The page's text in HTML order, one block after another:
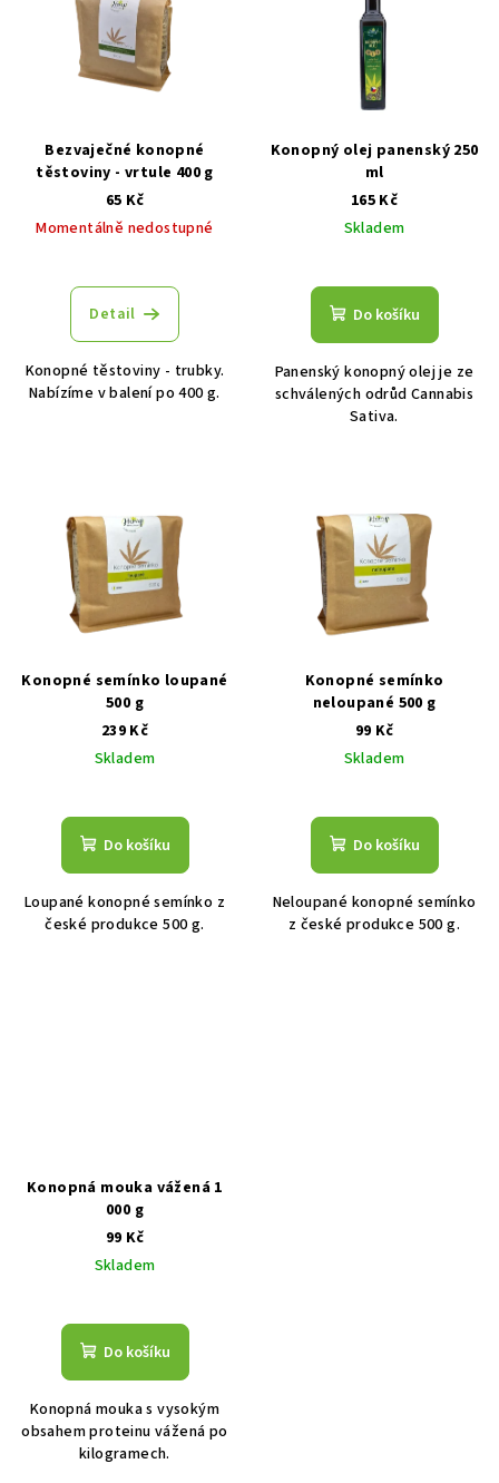
Bezvaječné konopné
těstoviny - vrtule 400 g
65 Kč
Momentálně nedostupné
Detail
Konopné těstoviny - trubky.
Nabízíme v balení po 400 g.
Konopný olej panenský 250
ml
165 Kč
Skladem
hodnocení
produktu
z
5
hvězdiček.
Do košíku
Panenský konopný olej je ze
schválených odrůd Cannabis
Sativa.
Konopné semínko loupané
500 g
239 Kč
Skladem
hodnocení
produktu
z
5
Do košíku
Loupané konopné semínko z
české produkce 500 g.
Konopné semínko
neloupané 500 g
99 Kč
Skladem
Do košíku
Neloupané konopné semínko
z české produkce 500 g.
Konopná mouka vážená 1
000 g
99 Kč
Skladem
Do košíku
Konopná mouka s vysokým
obsahem proteinu vážená po
kilogramech.